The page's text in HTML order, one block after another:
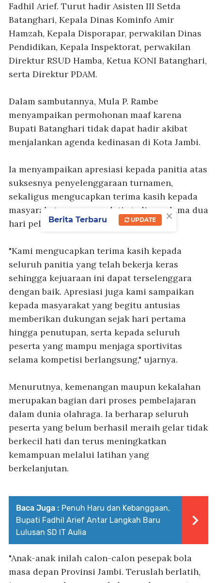
Fadhil Arief. Turut hadir Asisten III Setda
Batanghari, Kepala Dinas Kominfo Amir
Hamzah, Kepala Disporapar, perwakilan Dinas
Pendidikan, Kepala Inspektorat, perwakilan
Direktur RSUD Hamba, Ketua KONI Batanghari,
serta Direktur PDAM.
Dalam sambutannya, Mula P. Rambe
menyampaikan permohonan maaf karena
Bupati Batanghari tidak dapat hadir akibat
menjalankan agenda kedinasan di Kota Jambi.
Ia menyampaikan apresiasi kepada panitia atas
suksesnya penyelenggaraan turnamen,
sekaligus mengucapkan terima kasih kepada
masyarakat yang memadati stadion selama dua
hari pelaksanaan.
"Kami mengucapkan terima kasih kepada
seluruh panitia yang telah bekerja keras
sehingga kejuaraan ini dapat terselenggara
dengan baik. Apresiasi juga kami sampaikan
kepada masyarakat yang begitu antusias
memberikan dukungan sejak hari pertama
hingga penutupan, serta kepada seluruh
peserta yang mampu menjaga sportivitas
selama kompetisi berlangsung," ujarnya.
Menurutnya, kemenangan maupun kekalahan
merupakan bagian dari proses pembelajaran
dalam dunia olahraga. Ia berharap seluruh
peserta yang belum berhasil meraih gelar tidak
berkecil hati dan terus meningkatkan
kemampuan melalui latihan yang
berkelanjutan.
Baca Juga : Penuh Haru dan Kebanggaan,
Bupati Fadhil Arief Antar Langkah Baru
Lulusan SD IT Aulia
"Anak-anak inilah calon-calon pesepak bola
masa depan Provinsi Jambi. Teruslah berlatih,
×
Berita Terbaru UPDATE